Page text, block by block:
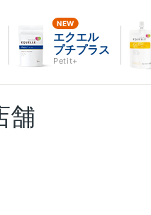
エクエル
プチプラス
Petit+
舗